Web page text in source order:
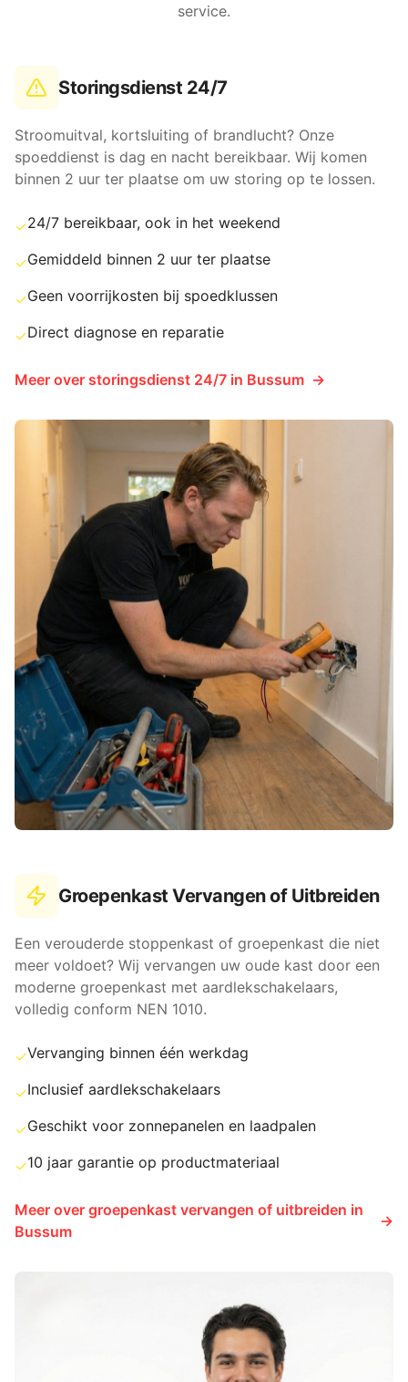
service.
Storingsdienst 24/7
Stroomuitval, kortsluiting of brandlucht? Onze
spoeddienst is dag en nacht bereikbaar. Wij komen
binnen 2 uur ter plaatse om uw storing op te lossen.
✓24/7 bereikbaar, ook in het weekend
✓Gemiddeld binnen 2 uur ter plaatse
✓Geen voorrijkosten bij spoedklussen
✓Direct diagnose en reparatie
Meer over storingsdienst 24/7 in Bussum →
Groepenkast Vervangen of Uitbreiden
Een verouderde stoppenkast of groepenkast die niet
meer voldoet? Wij vervangen uw oude kast door een
moderne groepenkast met aardlekschakelaars,
volledig conform NEN 1010.
✓Vervanging binnen één werkdag
✓Inclusief aardlekschakelaars
✓Geschikt voor zonnepanelen en laadpalen
✓10 jaar garantie op productmateriaal
Meer over groepenkast vervangen of uitbreiden in
Bussum
→